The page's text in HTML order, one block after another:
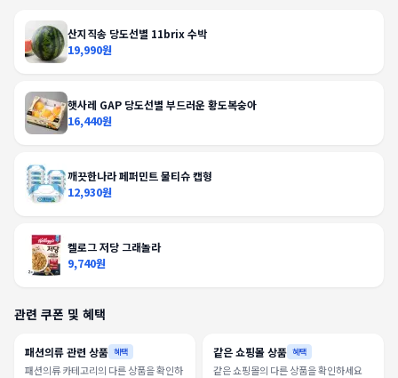
산지직송 당도선별 11brix 수박
19,990원
햇사레 GAP 당도선별 부드러운 황도복숭아
16,440원
깨끗한나라 페퍼민트 물티슈 캡형
12,930원
켈로그 저당 그래놀라
9,740원
관련 쿠폰 및 혜택
패션의류 관련 상품 혜택
패션의류 카테고리의 다른 상품을 확인하
같은 쇼핑몰 상품 혜택
같은 쇼핑몰의 다른 상품을 확인하세요